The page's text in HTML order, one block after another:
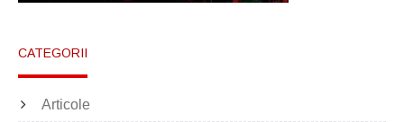
CATEGORII
Articole